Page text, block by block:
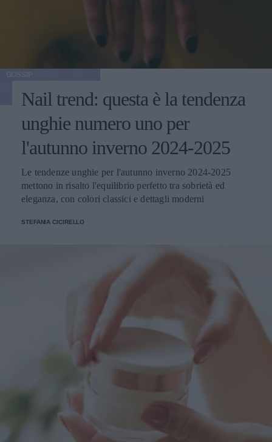
Nail trend: questa è la tendenza
unghie numero uno per
l'autunno inverno 2024-2025
Le tendenze unghie per l'autunno inverno 2024-2025
mettono in risalto l'equilibrio perfetto tra sobrietà ed
eleganza, con colori classici e dettagli moderni
STEFANIA CICIRELLO